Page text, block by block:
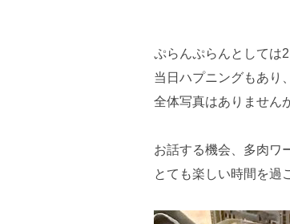
ぷらんぷらんとしては2
当日ハプニングもあり
全体写真はありません
お話する機会、多肉ワ
とても楽しい時間を過